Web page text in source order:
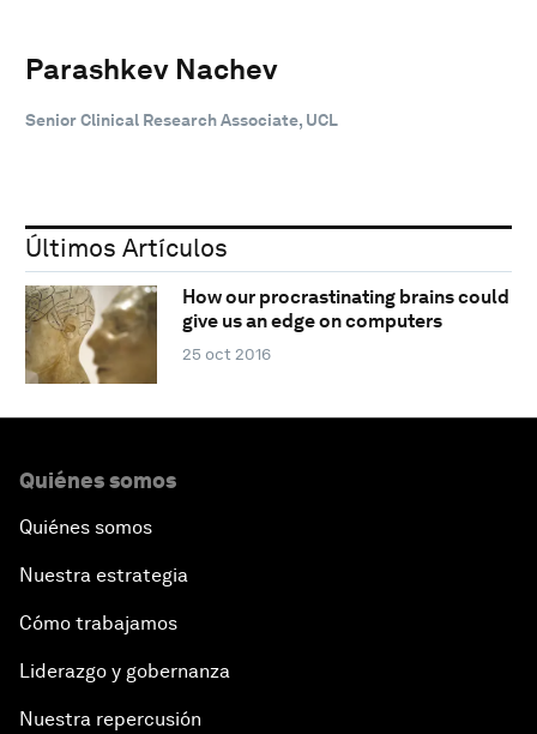
Parashkev Nachev
Senior Clinical Research Associate, UCL
Últimos Artículos
How our procrastinating brains could
give us an edge on computers
25 oct 2016
Quiénes somos
Quiénes somos
Nuestra estrategia
Cómo trabajamos
Liderazgo y gobernanza
Nuestra repercusión